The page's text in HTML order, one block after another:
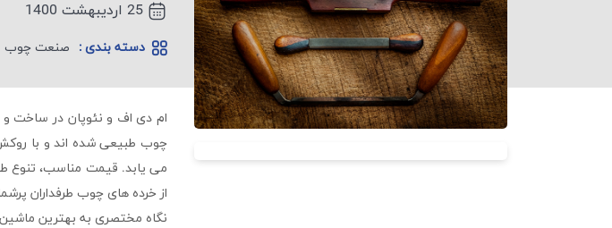
25 اردیبهشت 1400
دسته بندی : صنعت چوب
ام دی اف و نئوپان در ساخت و
چوب طبیعی شده اند و با روکش
می یابد. قیمت مناسب، تنوع
از خرده های چوب طرفداران
نگاه مختصری به بهترین ماشین